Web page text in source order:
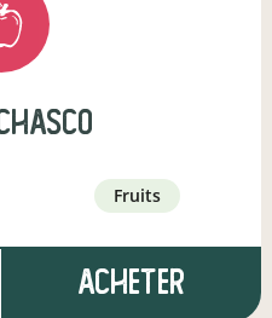
fruits
Acheter